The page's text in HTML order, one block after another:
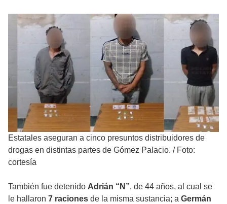
Estatales aseguran a cinco presuntos distribuidores de
drogas en distintas partes de Gómez Palacio. / Foto:
cortesía
También fue detenido Adrián “N”, de 44 años, al cual se
le hallaron 7 raciones de la misma sustancia; a Germán